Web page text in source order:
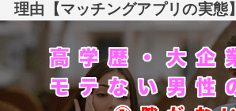
理由【マッチングアプリの実態】